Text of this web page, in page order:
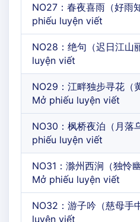
NO27：春夜喜雨（好雨
phiếu luyện viết
NO28：绝句（迟日江山
luyện viết
NO29：江畔独步寻花（
Mở phiếu luyện viết
NO30：枫桥夜泊（月落
phiếu luyện viết
NO31：滁州西涧（独怜
Mở phiếu luyện viết
NO32：游子吟（慈母手
luyện viết